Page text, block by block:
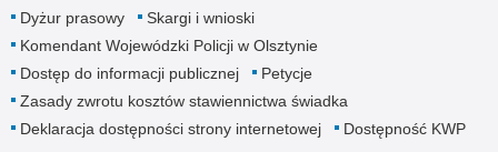
Dyżur prasowy
Skargi i wnioski
Komendant Wojewódzki Policji w Olsztynie
Dostęp do informacji publicznej
Petycje
Zasady zwrotu kosztów stawiennictwa świadka
Deklaracja dostępności strony internetowej
Dostępność KWP